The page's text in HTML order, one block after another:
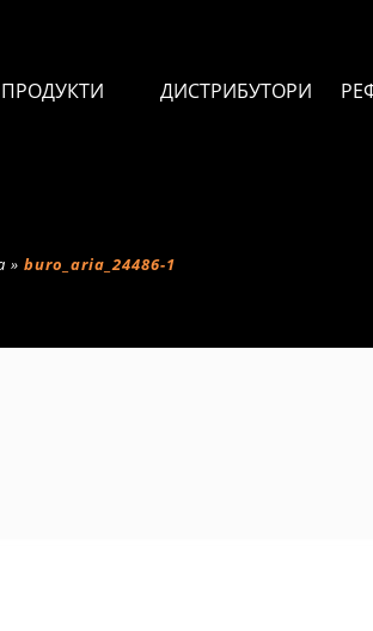
ПРОДУКТИ ДИСТРИБУТОРИ
»buro_aria_24486-1